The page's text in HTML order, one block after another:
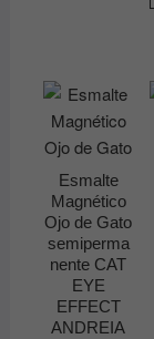
Esmalte
Magnético
Ojo de Gato
semiperma
nente CAT
EYE
EFFECT
ANDREIA